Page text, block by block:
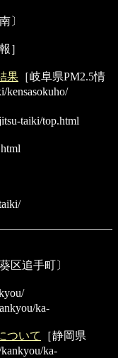
〕
］
果 ［岐阜県PM2.5情
kensasokuho/
taiki/top.html
区追手町〕
ka-
ついて
［静岡県
ka-